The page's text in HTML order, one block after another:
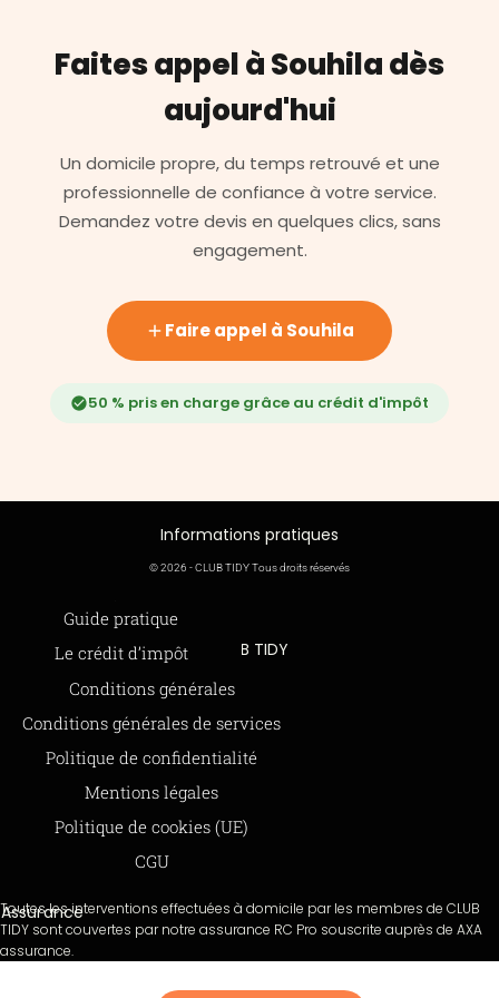
Faites appel à Souhila dès
aujourd'hui
Un domicile propre, du temps retrouvé et une
professionnelle de confiance à votre service.
Demandez votre devis en quelques clics, sans
engagement.
Faire appel à Souhila
50 % pris en charge grâce au crédit d'impôt
Informations pratiques
Guide pratique
Le crédit d’impôt
Offre de parrainage 50-50
FAQ
BLOG
© 2026 - CLUB TIDY Tous droits réservés
Informations légales
Conditions générales
Conditions générales de services
Politique de confidentialité
Mentions légales
Politique de cookies (UE)
CGU
CLUB TIDY
SAS CLUB TIDY
165 Avenue de Bretagne
59000 LILLE
979 480 886 RCS LILLE Métropole
Moyens de paiements
Assurance
Toutes les interventions effectuées à domicile par les membres de CLUB
TIDY sont couvertes par notre assurance RC Pro souscrite auprès de AXA
assurance.